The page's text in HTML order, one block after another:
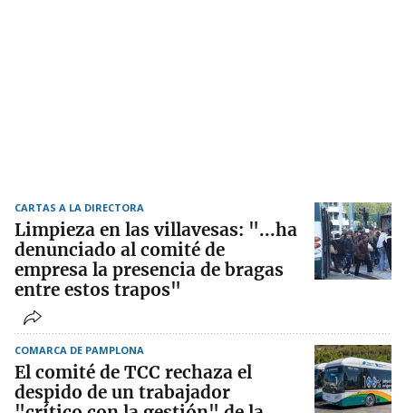
CARTAS A LA DIRECTORA
Limpieza en las villavesas: "...ha
denunciado al comité de
empresa la presencia de bragas
entre estos trapos"
COMARCA DE PAMPLONA
El comité de TCC rechaza el
despido de un trabajador